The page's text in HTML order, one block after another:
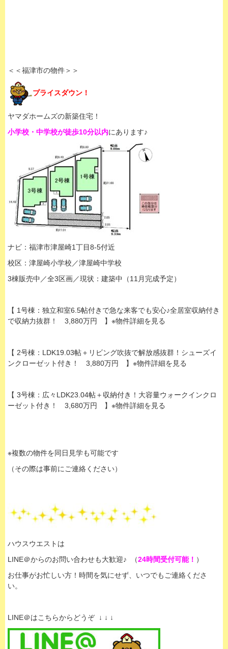
＜＜福津市の物件＞＞
プライスダウン！
ヤマダホームズの新築住宅！
小学校・中学校が徒歩10分以内にあります♪
ナビ：福津市津屋崎1丁目8-5付近
校区：津屋崎小学校／津屋崎中学校
3棟販売中／全3区画／現状：建築中（11月完成予定）
【 1号棟：独立和室6.5帖付きで急な来客でも安心♪全居室収納付き
で収納力抜群！ 3,880万円 】※物件詳細を見る
【 2号棟：LDK19.03帖＋リビング吹抜で解放感抜群！シューズイ
ンクローゼット付き！ 3,880万円 】※物件詳細を見る
【 3号棟：広々LDK23.04帖＋収納付き！大容量ウォークインクロ
ーゼット付き！ 3,680万円 】※物件詳細を見る
※複数の物件を同日見学も可能です
（その際は事前にご連絡ください）
ハウスウエストは
LINE＠からのお問い合わせも大歓迎♪ （24時間受付可能！ ）
お仕事がお忙しい方！時間を気にせず、いつでもご連絡くださ
い。
LINE＠はこちらからどうぞ ↓ ↓ ↓